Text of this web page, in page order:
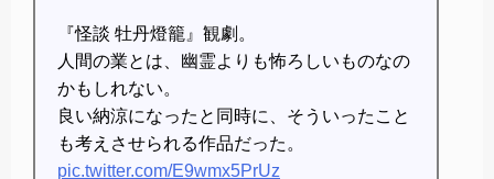
『怪談 牡丹燈籠』観劇。
人間の業とは、幽霊よりも怖ろしいものなの
かもしれない。
良い納涼になったと同時に、そういったこと
も考えさせられる作品だった。
pic.twitter.com/E9wmx5PrUz